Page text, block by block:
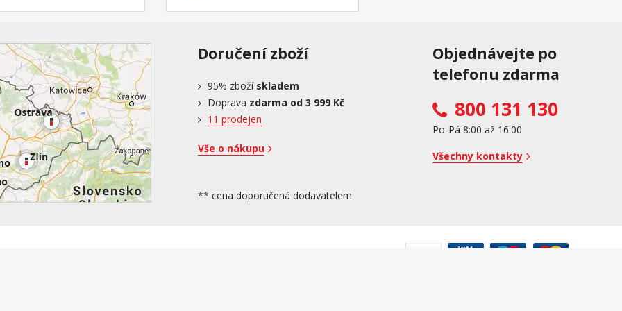
Doručení zboží
95% zboží skladem
Doprava zdarma od 3 999 Kč
11 prodejen
Vše o nákupu
** cena doporučená dodavatelem
Objednávejte po
telefonu zdarma
800 131 130
Po-Pá 8:00 až 16:00
Všechny kontakty